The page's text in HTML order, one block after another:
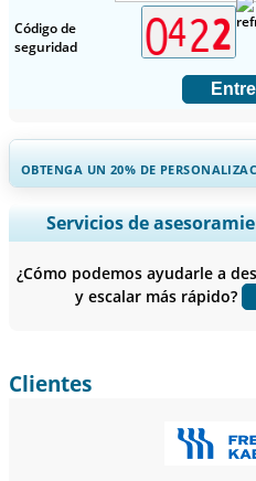
Código de
seguridad
OBTENGA UN 20% DE
Ampliar la cobertura regional y
Perfiles de empresas,
Servicios de
¿Cómo podemos ayudarle a
y escalar más rápido?
Clientes